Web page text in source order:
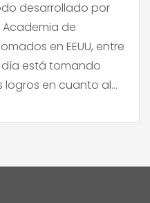
desarrollado por
Academia de
en EEUU, entre
día está tomando
logros en cuanto al
años se reconoció